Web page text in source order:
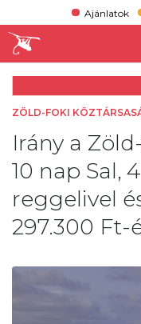
Ajánlatok
ZÖLD-FOKI
Irány a
10 nap Sal,
reggelivel
297.300 Ft-